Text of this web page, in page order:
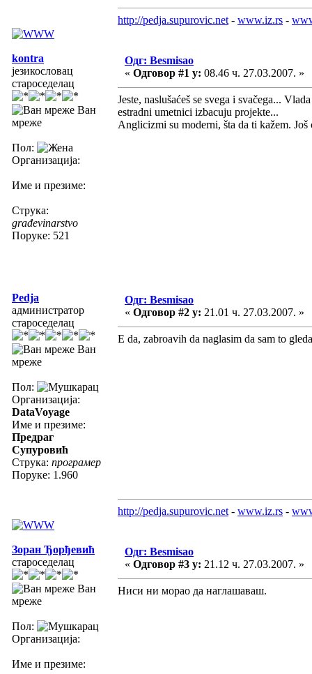
http://pedja.supurovic.net - www.iz.rs -
kontra
језикословац
староседелац
Ван
мреже
Пол:
Организација:
Име и презиме:
Струка:
građevinarstvo
Поруке: 521
Одг: Besmisao
« Одговор #1 у: 08.46 ч. 27.03.2007. »
Jeste, naslušaćeš se svega i svačega...
estradni umetnici izbacuju projekte...
Anglicizmi su moderni, šta da ti kažem.
Pedja
администратор
староседелац
Ван
мреже
Пол:
Организација:
DataVoyage
Име и презиме:
Предраг
Супуровић
Струка: програмер
Поруке: 1.960
Одг: Besmisao
« Одговор #2 у: 21.01 ч. 27.03.2007. »
E da, zabroavih da naglasim da sam to
http://pedja.supurovic.net - www.iz.rs -
Зоран Ђорђевић
староседелац
Ван
мреже
Пол:
Организација:
Име и презиме:
Одг: Besmisao
« Одговор #3 у: 21.12 ч. 27.03.2007. »
Ниси ни морао да наглашаваш.